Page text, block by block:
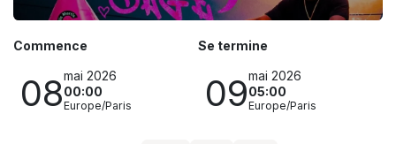
Commence
08mai 2026
00:00
Europe/Paris
Se termine
09mai 2026
05:00
Europe/Paris